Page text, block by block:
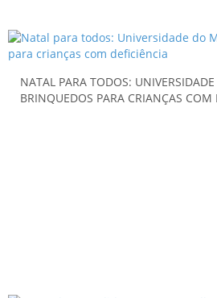
NATAL PARA TODOS:
BRINQUEDOS PARA CRIANÇAS COM